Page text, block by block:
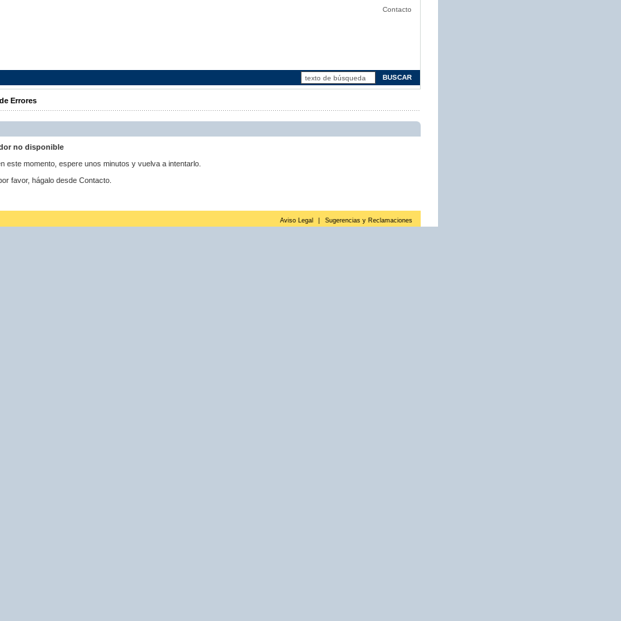
Contacto
Errores
no disponible
este momento, espere unos minutos y vuelva a intentarlo.
favor, hágalo desde Contacto.
Aviso Legal Sugerencias y Reclamaciones